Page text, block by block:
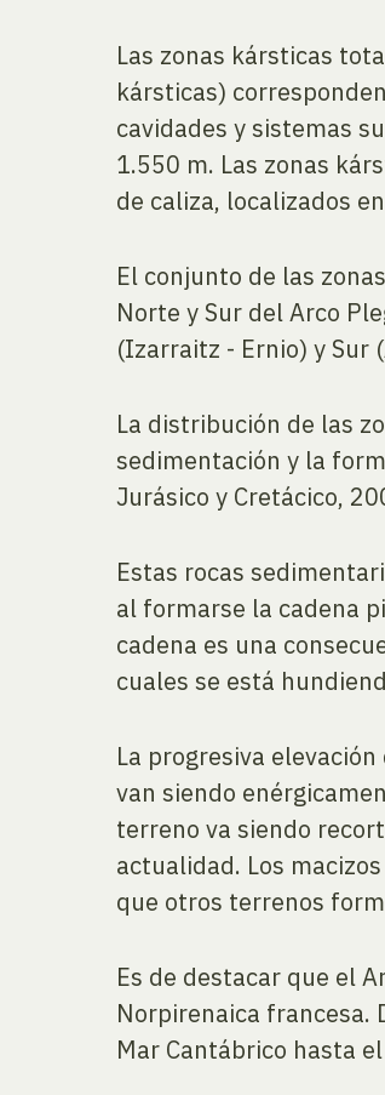
Las zonas kársticas
kársticas)
cavidades y sistemas
1.550 m. Las zonas
de caliza, localizados
El conjunto de las
Norte y Sur del Arco
(Izarraitz - Ernio) y
La distribución de las
sedimentación y la
Jurásico y Cretácico,
Estas rocas
al formarse la cadena
cadena es una
cuales se está
La progresiva
van siendo
terreno va siendo
actualidad. Los
que otros terrenos
Es de destacar que el
Norpirenaica francesa.
Mar Cantábrico hasta